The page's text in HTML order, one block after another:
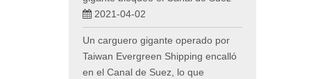
2021-04-02
Un carguero gigante operado por
Taiwan Evergreen Shipping encalló
en el Canal de Suez, lo que